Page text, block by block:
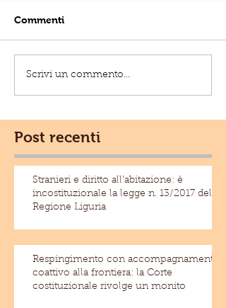
Post recenti
Commenti
Scrivi un commento...
Stranieri e diritto all'abitazione: è
incostituzionale la legge n. 13/2017 della
Regione Liguria
Respingimento con accompagnamento
coattivo alla frontiera: la Corte
costituzionale rivolge un monito